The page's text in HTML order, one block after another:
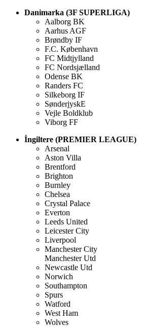
Danimarka (3F SUPERLIGA)
Aalborg BK
Aarhus AGF
Brøndby IF
F.C. København
FC Midtjylland
FC Nordsjælland
Odense BK
Randers FC
Silkeborg IF
SønderjyskE
Vejle Boldklub
Viborg FF
İngiltere (PREMIER LEAGUE)
Arsenal
Aston Villa
Brentford
Brighton
Burnley
Chelsea
Crystal Palace
Everton
Leeds United
Leicester City
Liverpool
Manchester City
Manchester Utd
Newcastle Utd
Norwich
Southampton
Spurs
Watford
West Ham
Wolves